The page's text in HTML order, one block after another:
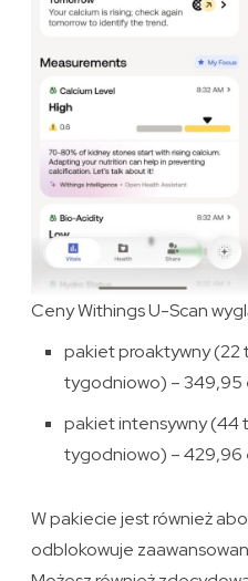
Ceny Withings U-Scan
pakiet proaktywny (22
tygodniowo) – 349,95
pakiet intensywny (44
tygodniowo) – 429,96
W pakiecie jest również
odblokowuje